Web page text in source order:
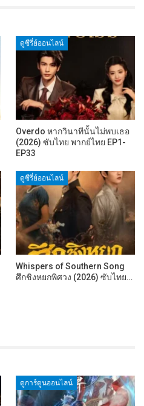
ดูซีรี่ย์ออนไลน์
Overdo หากวินาทีนั้นไม่พบเธอ
(2026) ซับไทย พากย์ไทย EP1-
EP33
ดูซีรี่ย์ออนไลน์
Whispers of Southern Song
ศึกชิงหยกพิศวง (2026) ซับไทย…
ดูการ์ตูนออนไลน์